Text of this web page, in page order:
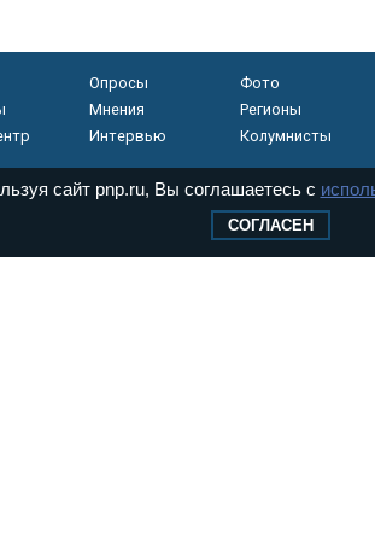
Опросы
Фото
Мнения
Регионы
Интервью Колумнисты
и
сайт pnp.ru, Вы соглашаетесь с
СОГЛАСЕН